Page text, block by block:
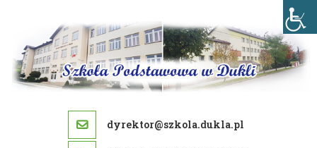
content
dyrektor@szkola.dukla.pl